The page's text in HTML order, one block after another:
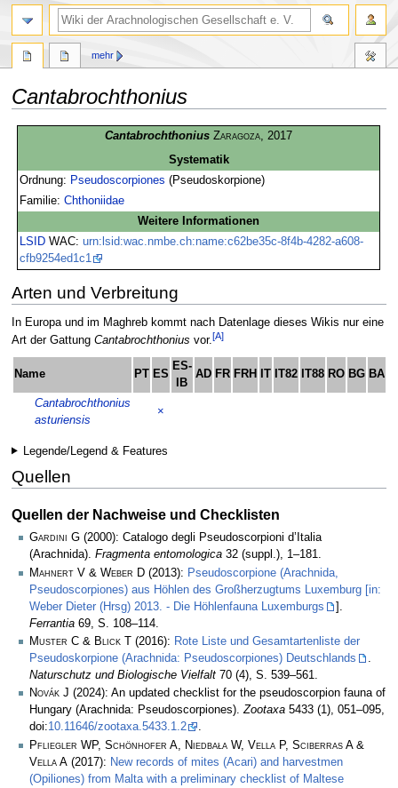
Cantabrochthonius
Cantabrochthonius Zaragoza , 2017
Systematik
Ordnung: Pseudoscorpiones (Pseudoskorpione)
Familie:Chthoniidae
Weitere Informationen
LSID WAC:urn:lsid:wac.nmbe.ch:name:c62be35c-8f4b-4282-a608-
cfb9254ed1c1
Arten und Verbreitung
In Europa und im Maghreb kommt nach Datenlage dieses Wikis nur eine
Art der Gattung Cantabrochthonius vor.[A]
Name PT ES
ES-
IB
AD FR FRH IT IT82 IT88 RO BG BA
Cantabrochthonius
asturiensis
×
Legende/Legend & Features
Quellen
Quellen der Nachweise und Checklisten
Gardini G (2000): Catalogo degli Pseudoscorpioni d’Italia
(Arachnida). Fragmenta entomologica 32 (suppl.), 1–181.
Mahnert V & Weber D (2013): Pseudoscorpione (Arachnida,
Pseudoscorpiones) aus Höhlen des Großherzugtums Luxemburg [in:
Weber Dieter (Hrsg) 2013. - Die Höhlenfauna Luxemburgs
].
Ferrantia 69, S. 108–114.
Muster C & Blick T
(2016): Rote Liste und Gesamtartenliste der
Pseudoskorpione (Arachnida: Pseudoscorpiones) Deutschlands
.
Naturschutz und Biologische Vielfalt 70 (4), S. 539–561.
Novák J (2024): An updated checklist for the pseudoscorpion fauna of
Hungary (Arachnida: Pseudoscorpiones).Zootaxa 5433 (1), 051–095,
doi:10.11646/zootaxa.5433.1.2
.
Pfliegler WP, Schönhofer A, Niedbała W, Vella P, Sciberras A &
Vella A (2017): New records of mites (Acari) and harvestmen
(Opiliones) from Malta with a preliminary checklist of Maltese
mehr